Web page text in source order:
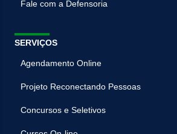
Fale com a Defensoria
SERVIÇOS
Agendamento Online
Projeto Reconectando Pessoas
Concursos e Seletivos